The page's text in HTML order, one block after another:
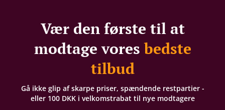
Vær den første til at
modtage voresbedste
tilbud
Gå ikke glip af skarpe priser, spændende restpartier -
eller 100 DKK i velkomstrabat til nye modtagere